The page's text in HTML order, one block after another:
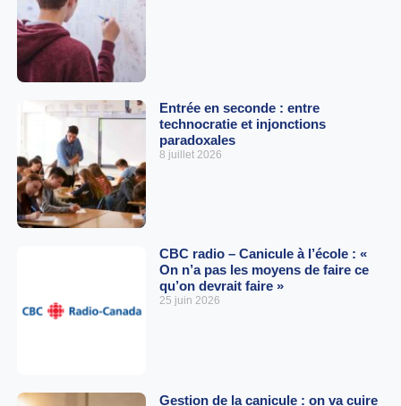
Entrée en seconde : entre
technocratie et injonctions
paradoxales
8 juillet 2026
CBC radio – Canicule à l’école : «
On n’a pas les moyens de faire ce
qu’on devrait faire »
25 juin 2026
Gestion de la canicule : on va cuire